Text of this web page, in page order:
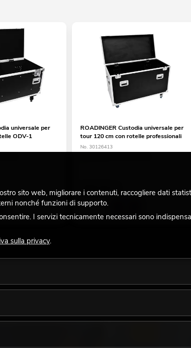
universale per
ODV-1
ROADINGER Custodia universale per
tour 120 cm con rotelle professionali
No. 30126413
569,00€
sito web, migliorare i contenuti, raccogliere dati
nonché funzioni di supporto.
I servizi tecnicamente necessari sono
sulla privacy.